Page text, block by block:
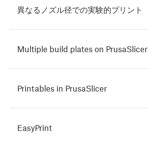
異なるノズル径での実験的プリント
Multiple build plates on PrusaSlicer
Printables in PrusaSlicer
EasyPrint